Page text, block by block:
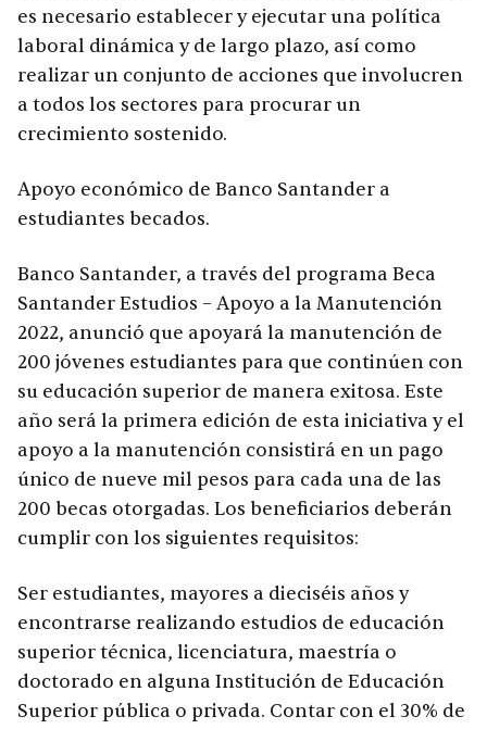
es necesario establecer y ejecutar una política
laboral dinámica y de largo plazo, así como
realizar un conjunto de acciones que involucren
a todos los sectores para procurar un
crecimiento sostenido.
Apoyo económico de Banco Santander a
estudiantes becados.
Banco Santander, a través del programa Beca
Santander Estudios – Apoyo a la Manutención
2022, anunció que apoyará la manutención de
200 jóvenes estudiantes para que continúen con
su educación superior de manera exitosa. Este
año será la primera edición de esta iniciativa y el
apoyo a la manutención consistirá en un pago
único de nueve mil pesos para cada una de las
200 becas otorgadas. Los beneficiarios deberán
cumplir con los siguientes requisitos:
Ser estudiantes, mayores a dieciséis años y
encontrarse realizando estudios de educación
superior técnica, licenciatura, maestría o
doctorado en alguna Institución de Educación
Superior pública o privada. Contar con el 30% de